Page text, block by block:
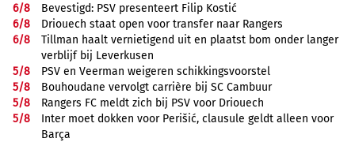
6/8
Bevestigd: PSV presenteert Filip Kostić
6/8
Driouech staat open voor transfer naar Rangers
6/8
Tillman haalt vernietigend uit en plaatst bom onder langer
verblijf bij Leverkusen
5/8
PSV en Veerman weigeren schikkingsvoorstel
5/8
Bouhoudane vervolgt carrière bij SC Cambuur
5/8
Rangers FC meldt zich bij PSV voor Driouech
5/8
Inter moet dokken voor Perišić, clausule geldt alleen voor
Barça